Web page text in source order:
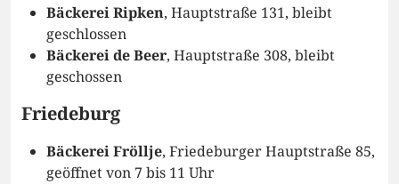
Bäckerei Ripken, Hauptstraße 131, bleibt
geschlossen
Bäckerei de Beer, Hauptstraße 308, bleibt
geschossen
Friedeburg
Bäckerei Fröllje, Friedeburger Hauptstraße 85,
geöffnet von 7 bis 11 Uhr